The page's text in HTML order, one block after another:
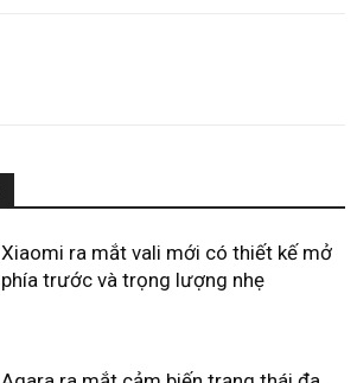
Xiaomi ra mắt vali mới có thiết kế mở
phía trước và trọng lượng nhẹ